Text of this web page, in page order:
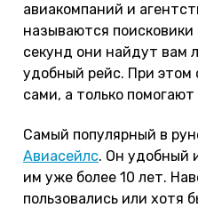
авиакомпаний и
называются поисковики
секунд они найдут вам
удобный рейс. При
сами, а только помогают
Самый популярный в
Авиасейлс. Он удобный
им уже более 10 лет.
пользовались или хотя